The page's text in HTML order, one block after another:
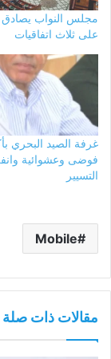
مجلس النواب يصادق
على ثلاث اتفاقيات
غرفة الصيد البحري
فوضى وعشوائية
التسيير
Mobile
مقالات ذات صلة